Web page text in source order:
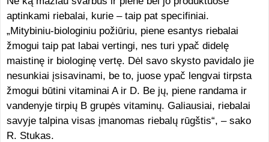
aptinkami riebalai, kurie – taip pat specifiniai.
„Mitybiniu-biologiniu požiūriu, piene esantys riebalai
žmogui taip pat labai vertingi, nes turi ypač didelę
maistinę ir biologinę vertę. Dėl savo skysto pavidalo jie
nesunkiai įsisavinami, be to, juose ypač lengvai tirpsta
žmogui būtini vitaminai A ir D. Be jų, piene randama ir
vandenyje tirpių B grupės vitaminų. Galiausiai, riebalai
savyje talpina visas įmanomas riebalų rūgštis“, – sako
R. Stukas.